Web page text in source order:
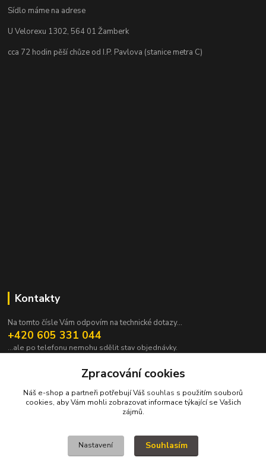
Sídlo máme na adrese
U Velorexu 1302, 564 01 Žamberk
cca 72 hodin pěší chůze od I.P. Pavlova (stanice metra C)
Kontakty
Na tomto čísle Vám odpovím na technické dotazy...
+420 605 331 044
...ale po telefonu nemohu sdělit stav objednávky.
pavek@janpavek.com
VŠECHNY VÝROBKY V TOMTO ESHOPU JSOU VYRÁBĚNY NA ZAKÁZKU a
Zpracování cookies
Náš e-shop a partneři potřebují Váš souhlas s použitím souborů
cookies, aby Vám mohli zobrazovat informace týkající se Vašich
zájmů.
Nastavení Souhlasím